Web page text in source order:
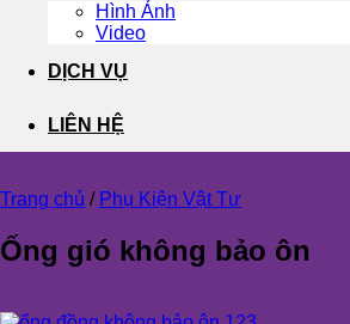
Hình Ảnh
Video
DỊCH VỤ
LIÊN HỆ
Trang chủ / Phụ Kiện Vật Tư
Ống gió không bảo ôn